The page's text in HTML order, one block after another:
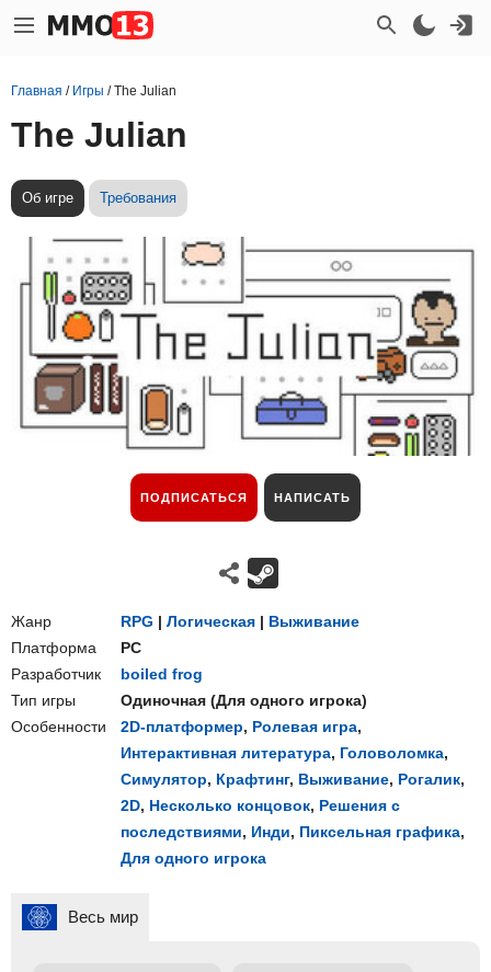
Главная / Игры /The Julian
The Julian
Об игре Требования
ПОДПИСАТЬСЯ НАПИСАТЬ
Жанр RPG | Логическая | Выживание
Платформа
PC
Разработчик
boiled frog
Тип игры
Одиночная (Для одного игрока)
Особенности
2D-платформер, Ролевая игра,
Интерактивная литература, Головоломка,
Симулятор, Крафтинг, Выживание, Рогалик,
2D, Несколько концовок, Решения с
последствиями, Инди, Пиксельная графика,
Для одного игрока
Весь мир